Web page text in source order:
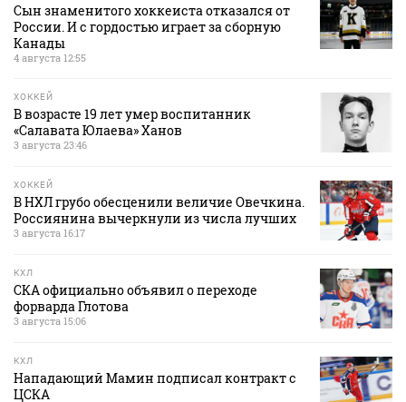
Сын знаменитого хоккеиста отказался от
России. И с гордостью играет за сборную
Канады
4 августа 12:55
ХОККЕЙ
В возрасте 19 лет умер воспитанник
«Салавата Юлаева» Ханов
3 августа 23:46
ХОККЕЙ
В НХЛ грубо обесценили величие Овечкина.
Россиянина вычеркнули из числа лучших
3 августа 16:17
КХЛ
СКА официально объявил о переходе
форварда Глотова
3 августа 15:06
КХЛ
Нападающий Мамин подписал контракт с
ЦСКА